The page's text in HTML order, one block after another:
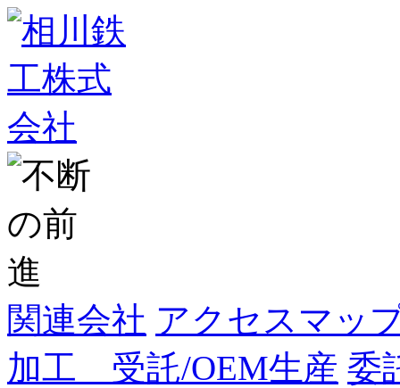
関連会社 アクセスマッ
加工 受託/OEM生産 委